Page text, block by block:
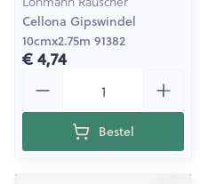
Cellona Gipswindel
10cmx2.75m 91382
€ 4,74
Bestel